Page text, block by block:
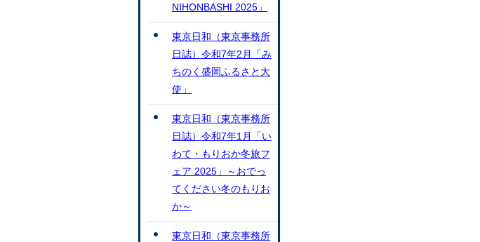
NIHONBASHI 2025」
東京日和（東京事務所
日誌）令和7年2月「み
ちのく盛岡ふるさと大
使」
東京日和（東京事務所
日誌）令和7年1月「い
わて・もりおか冬旅フ
ェア 2025」～おでっ
てください冬のもりお
か～
東京日和（東京事務所